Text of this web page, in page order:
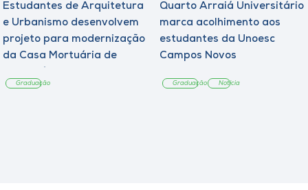
Estudantes de Arquitetura
e Urbanismo desenvolvem
projeto para modernização
da Casa Mortuária de
Graduação
Quarto Arraiá Universitário
marca acolhimento aos
estudantes da Unoesc
Campos Novos
Graduação Notícia